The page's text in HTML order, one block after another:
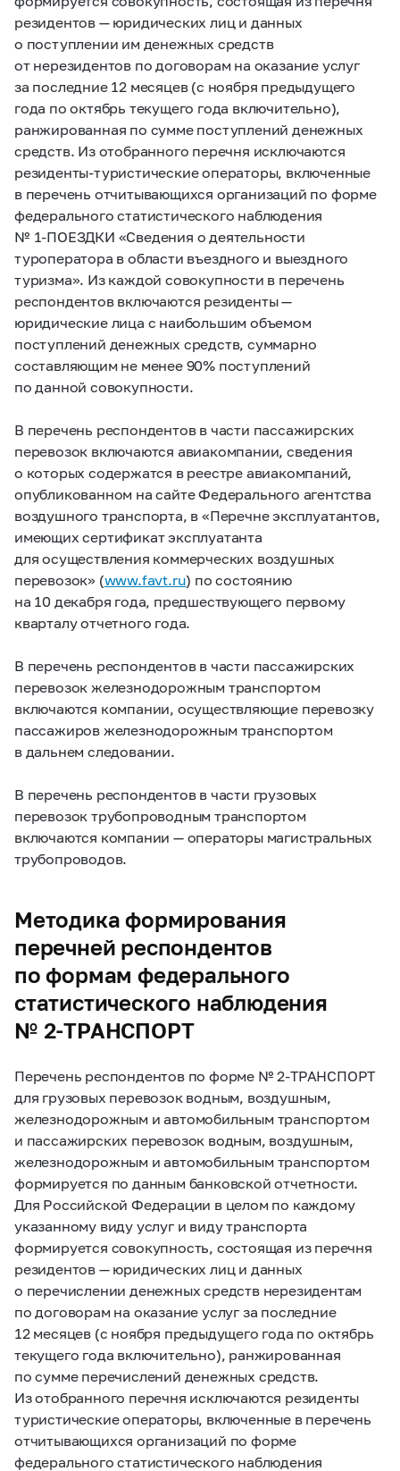
резидентов — юридических лиц и данных
о поступлении им денежных средств
от нерезидентов по договорам на оказание услуг
за последние 12 месяцев (с ноября предыдущего
года по октябрь текущего года включительно),
ранжированная по сумме поступлений денежных
средств. Из отобранного перечня исключаются
резиденты-туристические операторы, включенные
в перечень отчитывающихся организаций по форме
федерального статистического наблюдения
№ 1-ПОЕЗДКИ «Сведения о деятельности
туроператора в области въездного и выездного
туризма». Из каждой совокупности в перечень
респондентов включаются резиденты —
юридические лица с наибольшим объемом
поступлений денежных средств, суммарно
составляющим не менее 90% поступлений
по данной совокупности.
В перечень респондентов в части пассажирских
перевозок включаются авиакомпании, сведения
о которых содержатся в реестре авиакомпаний,
опубликованном на сайте Федерального агентства
воздушного транспорта, в «Перечне эксплуатантов,
имеющих сертификат эксплуатанта
для осуществления коммерческих воздушных
перевозок» (www.favt.ru) по состоянию
на 10 декабря года, предшествующего первому
кварталу отчетного года.
В перечень респондентов в части пассажирских
перевозок железнодорожным транспортом
включаются компании, осуществляющие перевозку
пассажиров железнодорожным транспортом
в дальнем следовании.
В перечень респондентов в части грузовых
перевозоктрубопроводным транспортом
включаются компании — операторы магистральных
трубопроводов.
Методика формирования
перечней респондентов
по формам федерального
статистического наблюдения
№ 2-ТРАНСПОРТ
Перечень респондентов по форме №2-ТРАНСПОРТ
для грузовых перевозокводным, воздушным,
железнодорожным и автомобильным транспортом
и пассажирских перевозок водным, воздушным,
железнодорожным и автомобильным транспортом
формируется по данным банковской отчетности.
Для Российской Федерации в целом по каждому
указанному виду услуг и виду транспорта
формируется совокупность, состоящая из перечня
резидентов — юридических лиц и данных
о перечислении денежных средств нерезидентам
по договорам на оказание услуг за последние
12 месяцев (с ноября предыдущего года по октябрь
текущего года включительно), ранжированная
по сумме перечислений денежных средств.
Из отобранного перечня исключаются резиденты
туристические операторы, включенные в перечень
отчитывающихся организаций по форме
федерального статистического наблюдения